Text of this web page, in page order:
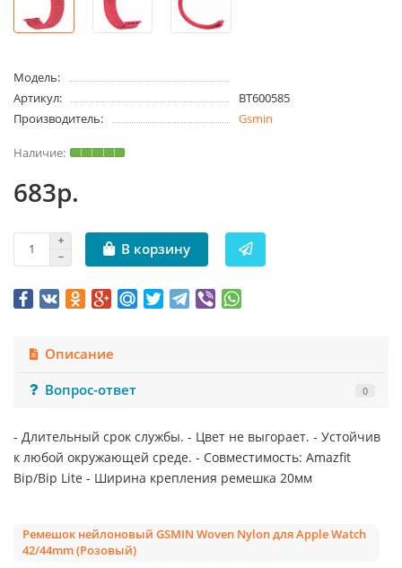
Модель:
Артикул:
BT600585
Производитель:
Gsmin
683р.
В корзину
Описание
Вопрос-ответ
0
- Длительный срок службы. - Цвет не выгорает. - Устойчив
к любой окружающей среде. - Совместимость: Amazfit
Bip/Bip Lite - Ширина крепления ремешка 20мм
Ремешок нейлоновый GSMIN Woven Nylon для Apple Watch
42/44mm (Розовый)